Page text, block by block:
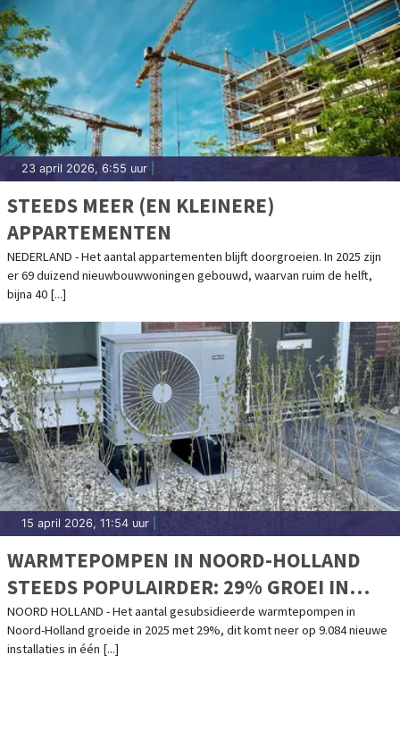
23 april 2026, 6:55 uur
STEEDS MEER (EN KLEINERE)
APPARTEMENTEN
NEDERLAND - Het aantal appartementen blijft doorgroeien. In 2025 zijn
er 69 duizend nieuwbouwwoningen gebouwd, waarvan ruim de helft,
bijna 40 [...]
15 april 2026, 11:54 uur
WARMTEPOMPEN IN NOORD-HOLLAND
STEEDS POPULAIRDER: 29% GROEI IN
2025
NOORD HOLLAND - Het aantal gesubsidieerde warmtepompen in
Noord-Holland groeide in 2025 met 29%, dit komt neer op 9.084 nieuwe
installaties in één [...]